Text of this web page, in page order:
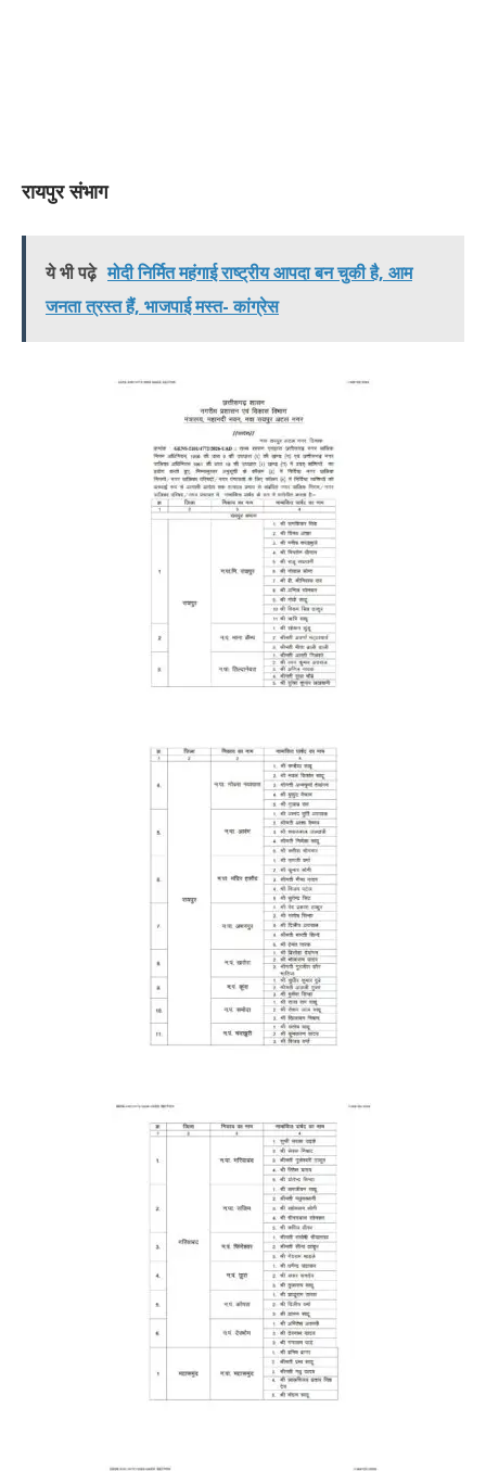
रायपुर संभाग
ये भी पढ़े मोदी निर्मित महंगाई राष्ट्रीय आपदा बन चुकी है, आम
जनता त्रस्त हैं, भाजपाई मस्त- कांग्रेस